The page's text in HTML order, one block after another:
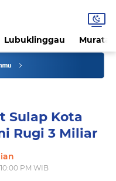
Lubuklinggau
Sulap Kota
Rugi 3 Miliar
PM WIB